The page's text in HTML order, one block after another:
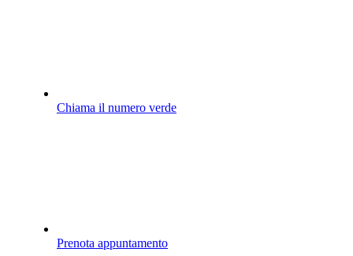
Chiama il numero verde
Prenota appuntamento